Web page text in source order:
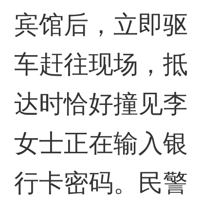
宾馆后，立即驱
车赶往现场，抵
达时恰好撞见李
女士正在输入银
行卡密码。民警